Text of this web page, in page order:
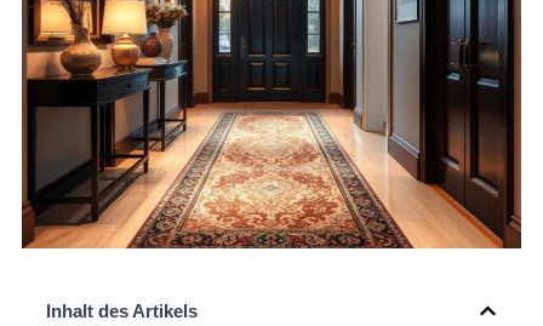
Inhalt des Artikels